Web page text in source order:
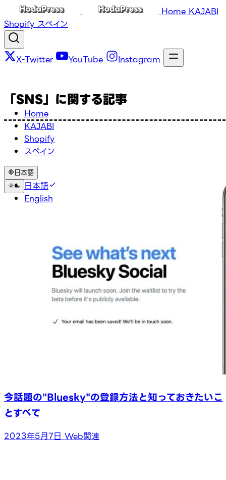
Home KAJABI
Shopify スペイン
X-Twitter YouTube Instagram
Home
KAJABI
Shopify
スペイン
日本語
日本語
English
「SNS」に関する記事
今話題の"Bluesky"の登録方法と知っておきたいこ
とすべて
2023年5月7日 Web関連